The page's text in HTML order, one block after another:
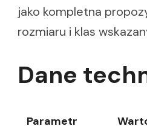
jako kompletna
rozmiaru i klas
Dane
Parametr